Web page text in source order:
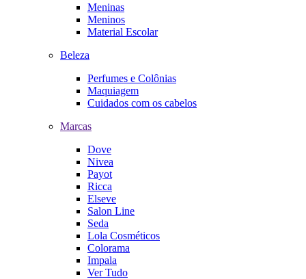
Meninas
Meninos
Material Escolar
Beleza
Perfumes e Colônias
Maquiagem
Cuidados com os cabelos
Marcas
Dove
Nivea
Payot
Ricca
Elseve
Salon Line
Seda
Lola Cosméticos
Colorama
Impala
Ver Tudo